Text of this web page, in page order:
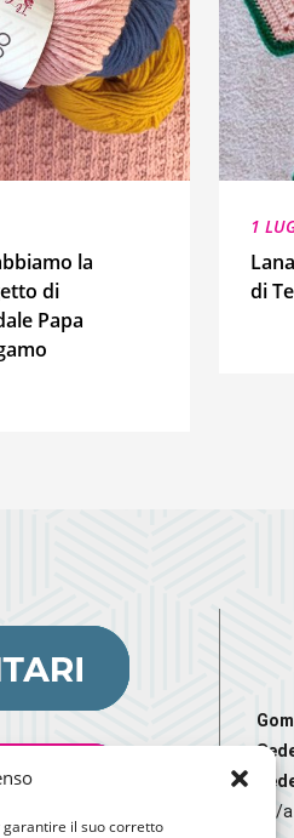
garantire il suo corretto
la
di
Papa
1
di
20/